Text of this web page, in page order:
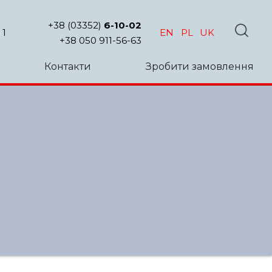
+38 (03352) 6-10-02
+38 050 911-56-63
EN PL UK
Контакти Зробити замовлення